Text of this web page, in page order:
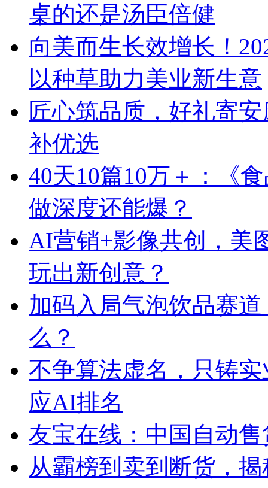
桌的还是汤臣倍健
向美而生长效增长！
以种草助力美业新生意
匠心筑品质，好礼寄
补优选
40天10篇10万＋：《
做深度还能爆？
AI营销+影像共创，美
玩出新创意？
加码入局气泡饮品赛
么？
不争算法虚名，只铸
应AI排名
友宝在线：中国自动
从霸榜到卖到断货，